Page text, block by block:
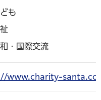
も
・国際交流
www.charity-